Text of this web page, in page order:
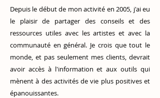
Depuis le début de mon activité en 2005, j'ai eu
le plaisir de partager des conseils et des
ressources utiles avec les artistes et avec la
communauté en général. Je crois que tout le
monde, et pas seulement mes clients, devrait
avoir accès à l'information et aux outils qui
mènent à des activités de vie plus positives et
épanouissantes.